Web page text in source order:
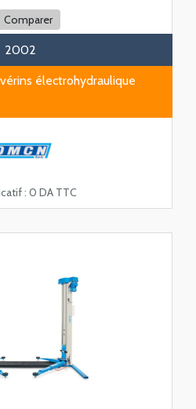
Comparer
2002
électrohydraulique
: 0 DA TTC